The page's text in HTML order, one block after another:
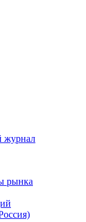
журнал
рынка